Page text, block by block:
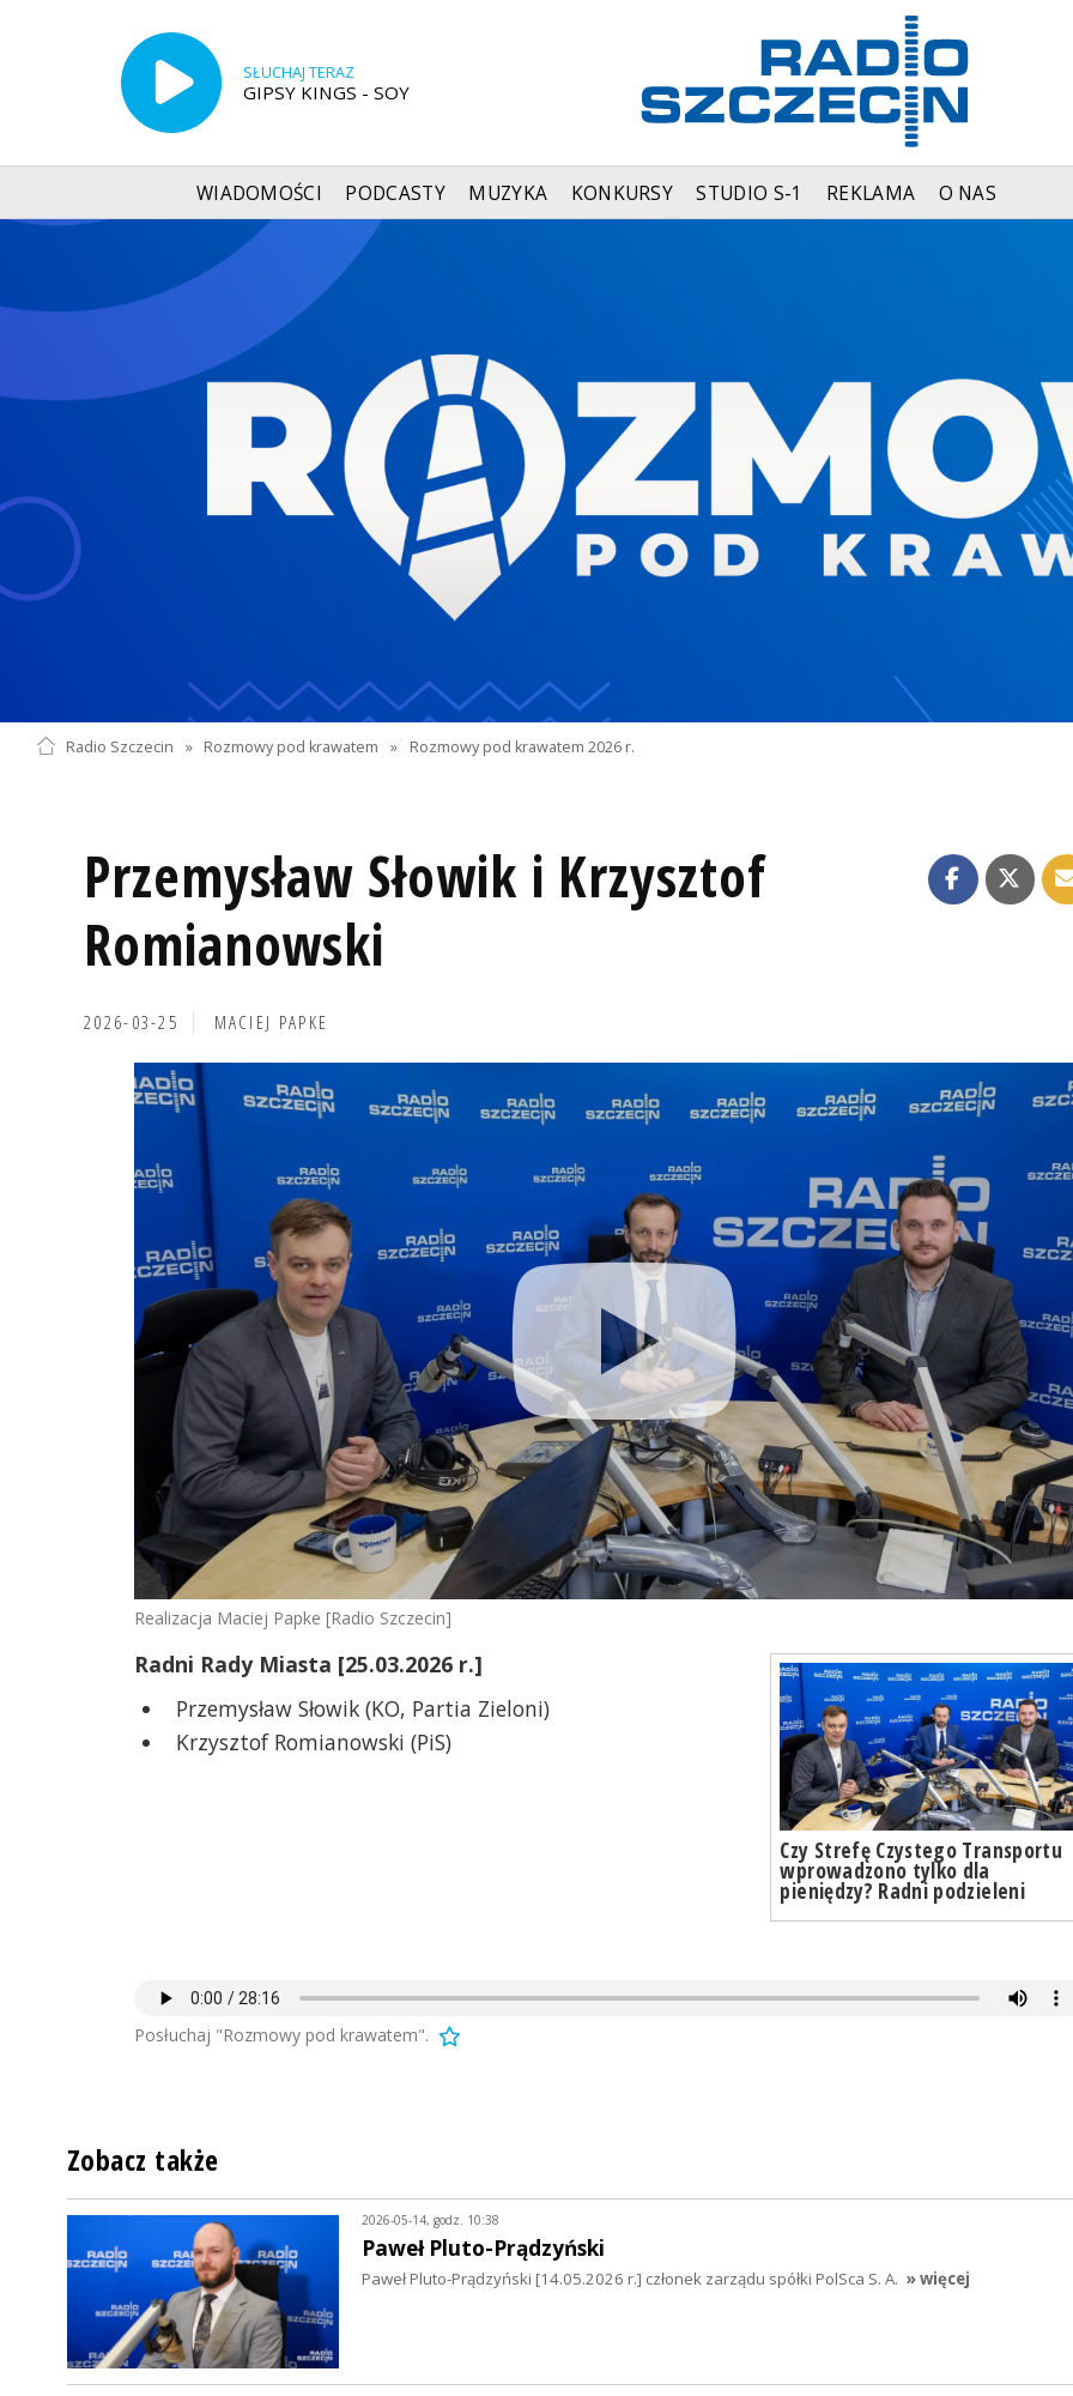
SŁUCHAJ TERAZ
GIPSY KINGS - SOY
WIADOMOŚCI PODCASTY MUZYKA KONKURSY STUDIO S-1 REKLAMA O NAS
Radio Szczecin » Rozmowy pod krawatem » Rozmowy pod krawatem 2026 r.
Przemysław Słowik i Krzysztof
Romianowski
2026-03-25 MACIEJ PAPKE
Realizacja Maciej Papke [Radio Szczecin]
Czy Strefę Czystego Transportu
wprowadzono tylko dla
pieniędzy? Radni podzieleni
Radni Rady Miasta [25.03.2026 r.]
Przemysław Słowik (KO, Partia Zieloni)
Krzysztof Romianowski (PiS)
Posłuchaj "Rozmowy pod krawatem".
Zobacz także
2026-05-14, godz. 10:38
Paweł Pluto-Prądzyński
Paweł Pluto-Prądzyński [14.05.2026 r.] członek zarządu spółki PolSca S. A. » więcej